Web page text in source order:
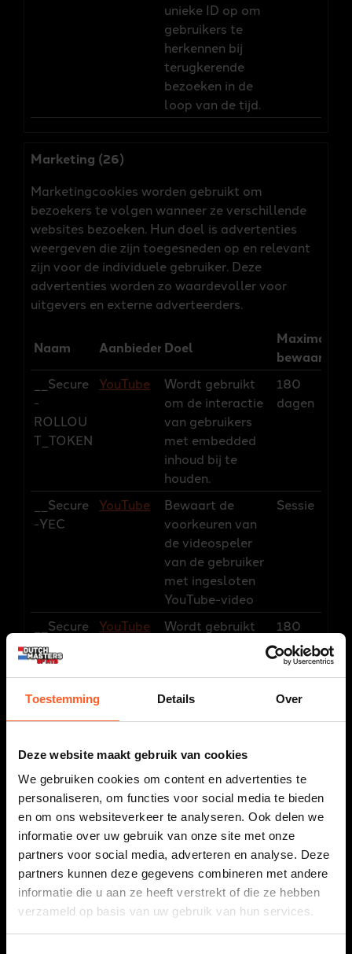
Toestemming Details Over
Deze website maakt gebruik van cookies
We gebruiken cookies om content en advertenties te
personaliseren, om functies voor social media te bieden
en om ons websiteverkeer te analyseren. Ook delen we
informatie over uw gebruik van onze site met onze
partners voor social media, adverteren en analyse. Deze
partners kunnen deze gegevens combineren met andere
informatie die u aan ze heeft verstrekt of die ze hebben
verzameld op basis van uw gebruik van hun services.
unieke ID op om
gebruikers te
herkennen bij
terugkerende
bezoeken in de
loop van de tijd.
Marketing (26)
Marketingcookies worden gebruikt om
bezoekers te volgen wanneer ze verschillende
websites bezoeken. Hun doel is advertenties
weergeven die zijn toegesneden op en relevant
zijn voor de individuele gebruiker. Deze
advertenties worden zo waardevoller voor
uitgevers en externe adverteerders.
Naam Aanbieder Doel
Maximale
__Secure
-
ROLLOU
T_TOKEN
YouTube
Wordt gebruikt
om de interactie
van gebruikers
met embedded
inhoud bij te
houden.
180
dagen
__Secure
-YEC
YouTube
Bewaart de
voorkeuren van
de videospeler
van de gebruiker
met ingesloten
YouTube-video
Sessie
__Secure
-YNID
YouTube
Wordt gebruikt
met embedded
inhoud bij te
houden.
180
dagen
Meta
Platform
s, Inc.
Gebruikt door
een reeks
advertentieprodu
cten te leveren,
zoals realtime
bieden van
externe
adverteerders.
den